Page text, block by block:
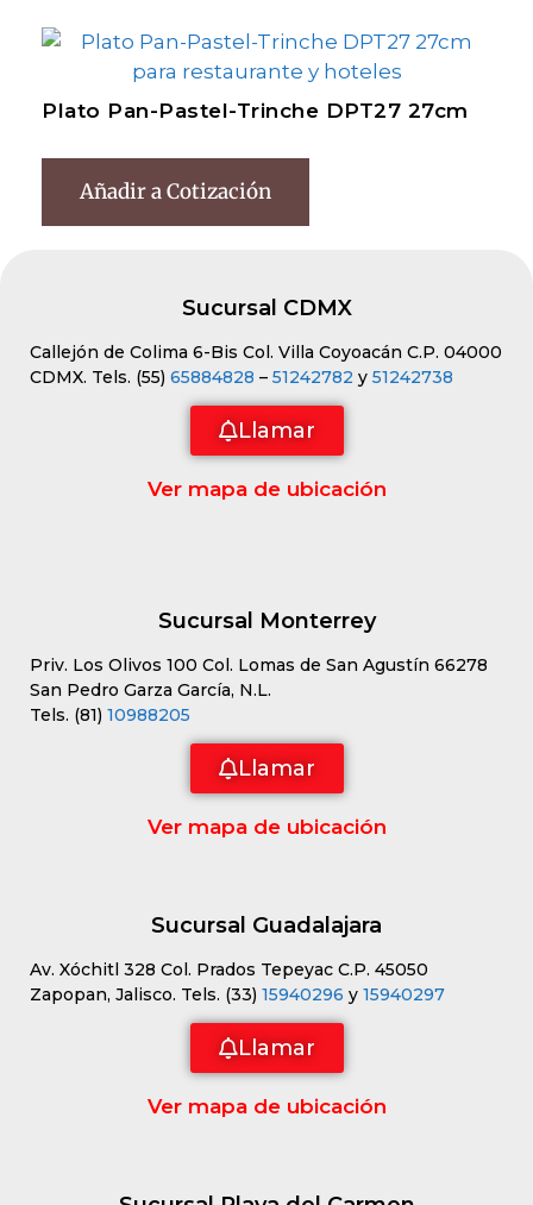
Plato Pan-Pastel-Trinche DPT27 27cm
Añadir a Cotización
Sucursal CDMX
Callejón de Colima 6-Bis Col. Villa Coyoacán C.P. 04000
CDMX. Tels. (55) 65884828 – 51242782 y 51242738
Llamar
Ver mapa de ubicación
Sucursal Monterrey
Priv. Los Olivos 100 Col. Lomas de San Agustín 66278
San Pedro Garza García, N.L.
Tels. (81) 10988205
Llamar
Ver mapa de ubicación
Sucursal Guadalajara
Av. Xóchitl 328 Col. Prados Tepeyac C.P. 45050
Zapopan, Jalisco. Tels. (33) 15940296 y 15940297
Llamar
Ver mapa de ubicación